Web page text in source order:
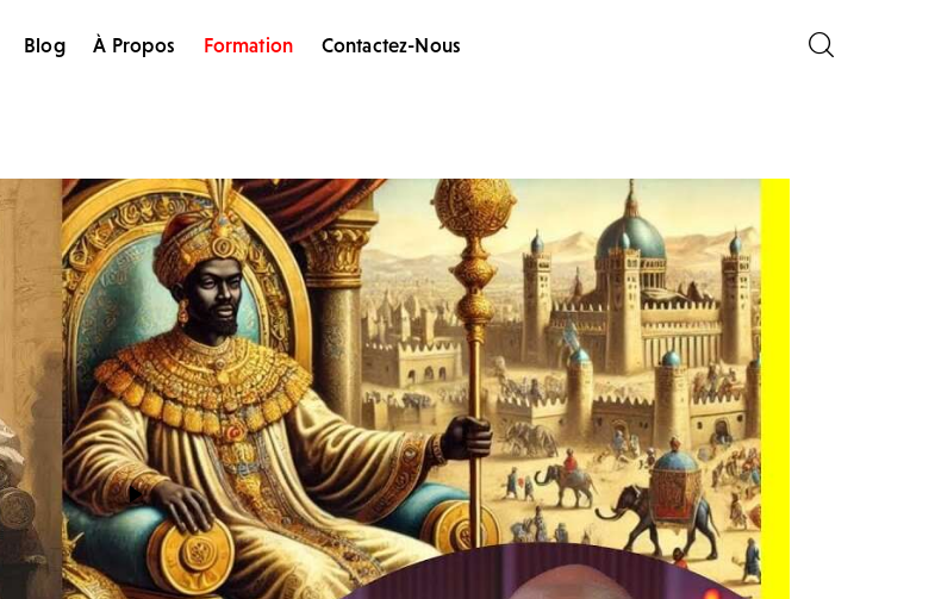
Blog À Propos Formation Contactez-Nous